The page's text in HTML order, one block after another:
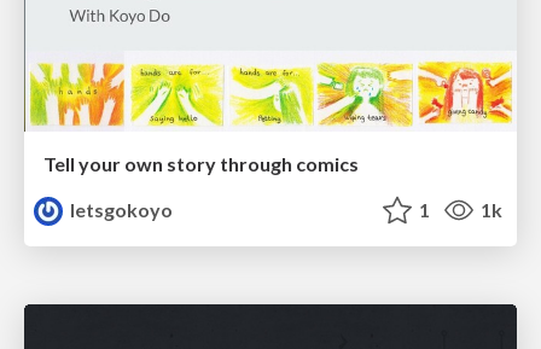
Tell your own story through comics
letsgokoyo
1 1k